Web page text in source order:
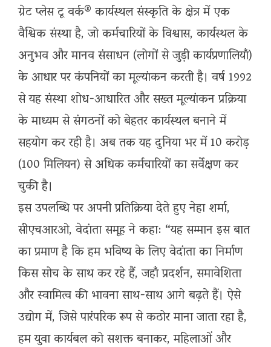
​ग्रेट प्लेस टू वर्क® कार्यस्थल संस्कृति के क्षेत्र में एक
वैश्विक संस्था है, जो कर्मचारियों के विश्वास, कार्यस्थल के
अनुभव और मानव संसाधन (लोगों से जुड़ी कार्यप्रणालियाँ)
के आधार पर कंपनियों का मूल्यांकन करती है। वर्ष 1992
से यह संस्था शोध-आधारित और सख्त मूल्यांकन प्रक्रिया
के माध्यम से संगठनों को बेहतर कार्यस्थल बनाने में
सहयोग कर रही है। अब तक यह दुनिया भर में 10 करोड़
(100 मिलियन) से अधिक कर्मचारियों का सर्वेक्षण कर
चुकी है।
​इस उपलब्धि पर अपनी प्रतिक्रिया देते हुए नेहा शर्मा,
सीएचआरओ, वेदांता समूह ने कहा: “यह सम्मान इस बात
का प्रमाण है कि हम भविष्य के लिए वेदांता का निर्माण
किस सोच के साथ कर रहे हैं, जहाँ प्रदर्शन, समावेशिता
और स्वामित्व की भावना साथ-साथ आगे बढ़ते हैं। ऐसे
उद्योग में, जिसे पारंपरिक रूप से कठोर माना जाता रहा है,
हम युवा कार्यबल को सशक्त बनाकर, महिलाओं और